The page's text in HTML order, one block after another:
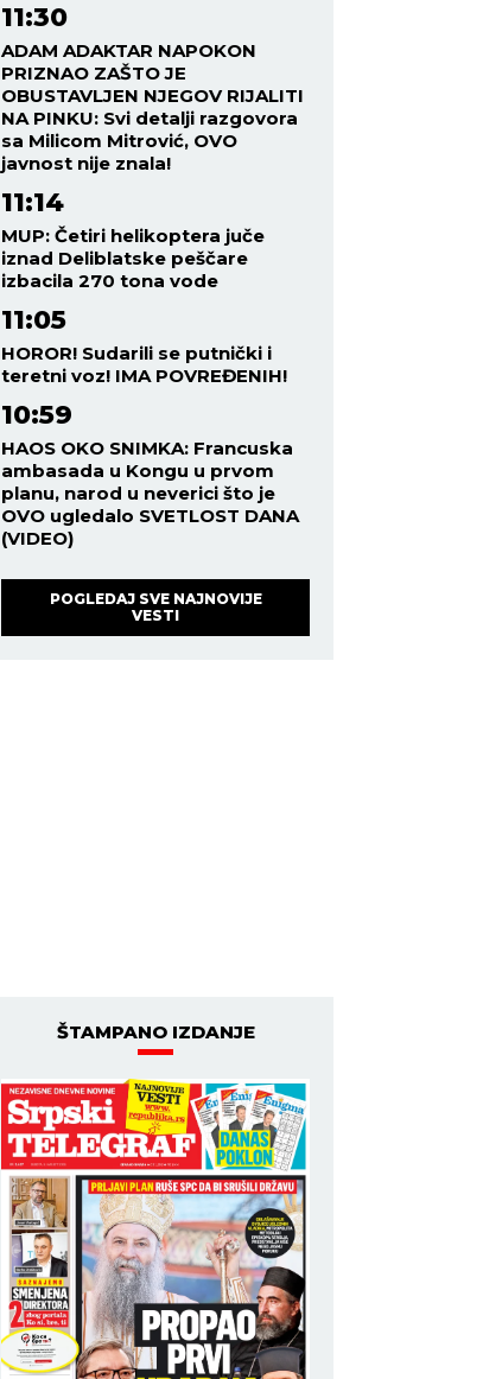
11:30
ADAM ADAKTAR NAPOKON
PRIZNAO ZAŠTO JE
OBUSTAVLJEN NJEGOV RIJALITI
NA PINKU: Svi detalji razgovora
sa Milicom Mitrović, OVO
javnost nije znala!
11:14
MUP: Četiri helikoptera juče
iznad Deliblatske peščare
izbacila 270 tona vode
11:05
HOROR! Sudarili se putnički i
teretni voz! IMA POVREĐENIH!
10:59
HAOS OKO SNIMKA: Francuska
ambasada u Kongu u prvom
planu, narod u neverici što je
OVO ugledalo SVETLOST DANA
(VIDEO)
POGLEDAJ SVE NAJNOVIJE
VESTI
ŠTAMPANO IZDANJE